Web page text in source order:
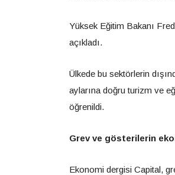
Yüksek Eğitim Bakanı
açıkladı.
Ülkede bu sektörlerin
aylarına doğru turizm ve
öğrenildi.
Grev ve gösterilerin
Ekonomi dergisi Capital,